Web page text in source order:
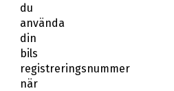
du
använda
din
bils
registreringsnummer
när